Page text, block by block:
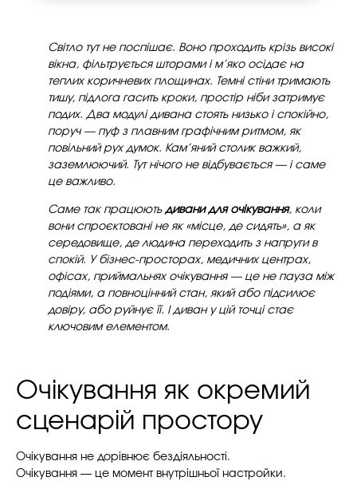
Світло тут не поспішає. Воно проходить крізь високі
вікна, фільтрується шторами і м’яко осідає на
теплих коричневих площинах. Темні стіни тримають
тишу, підлога гасить кроки, простір ніби затримує
подих. Два модулі дивана стоять низько і спокійно,
поруч — пуф з плавним графічним ритмом, як
повільний рух думок. Кам’яний столик важкий,
заземлюючий. Тут нічого не відбувається — і саме
це важливо.
Саме так працюють дивани для очікування, коли
вони спроєктовані не як «місце, де сидять», а як
середовище, де людина переходить з напруги в
спокій. У бізнес-просторах, медичних центрах,
офісах, приймальнях очікування — це не пауза між
подіями, а повноцінний стан, який або підсилює
довіру, або руйнує її. І диван у цій точці стає
ключовим елементом.
Очікування як окремий
сценарій простору
Очікування не дорівнює бездіяльності.
Очікування — це момент внутрішньої настройки.